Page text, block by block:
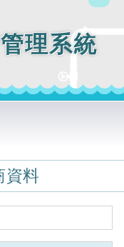
理系統
資料